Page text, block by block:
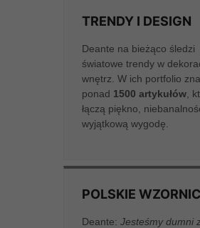
TRENDY I DESIGN
Deante na bieżąco śledzi
światowe trendy w
wnętrz. W ich portfolio
ponad 1500 artykułów ,
łączą piękno,
wyjątkową wygodę.
POLSKIE
Deante: Jesteśmy dumni